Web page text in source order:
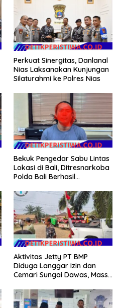
Perkuat Sinergitas, Danlanal
Nias Laksanakan Kunjungan
Silaturahmi ke Polres Nias
Bekuk Pengedar Sabu Lintas
Lokasi di Bali, Ditresnarkoba
Polda Bali Berhasil
Seberat 123 Gram Lebih
Aktivitas Jetty PT BMP
Diduga Langgar Izin dan
Cemari Sungai Dawas, Massa
Barikade 98 Minta
Pemerintah Usut Tuntas